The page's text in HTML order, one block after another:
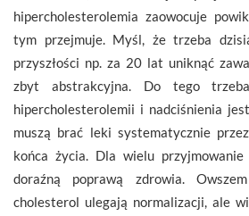
hipercholesterolemia zaowocuje
tym przejmuje. Myśl, że trzeba
przyszłości np. za 20 lat uniknąć
zbyt abstrakcyjna. Do tego
hipercholesterolemii i nadciśnienia
muszą brać leki systematycznie
końca życia. Dla wielu
doraźną poprawą zdrowia.
cholesterol ulegają normalizacji, ale